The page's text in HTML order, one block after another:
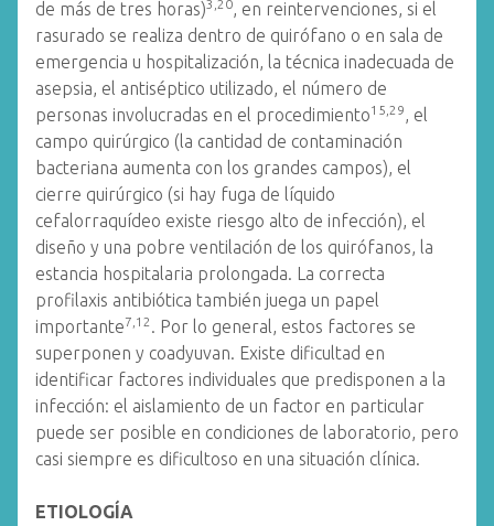
de más de tres horas)3,20, en reintervenciones, si el
rasurado se realiza dentro de quirófano o en sala de
emergencia u hospitalización, la técnica inadecuada de
asepsia, el antiséptico utilizado, el número de
personas involucradas en el procedimiento15,29, el
campo quirúrgico (la cantidad de contaminación
bacteriana aumenta con los grandes campos), el
cierre quirúrgico (si hay fuga de líquido
cefalorraquídeo existe riesgo alto de infección), el
diseño y una pobre ventilación de los quirófanos, la
estancia hospitalaria prolongada. La correcta
profilaxis antibiótica también juega un papel
importante7,12 . Por lo general, estos factores se
superponen y coadyuvan. Existe dificultad en
identificar factores individuales que predisponen a la
infección: el aislamiento de un factor en particular
puede ser posible en condiciones de laboratorio, pero
casi siempre es dificultoso en una situación clínica.
ETIOLOGÍA